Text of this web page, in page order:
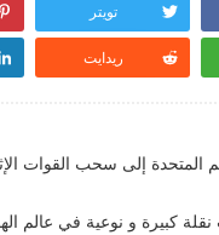
تويتر
ريدايت
كبيرة و نوعية في عالم